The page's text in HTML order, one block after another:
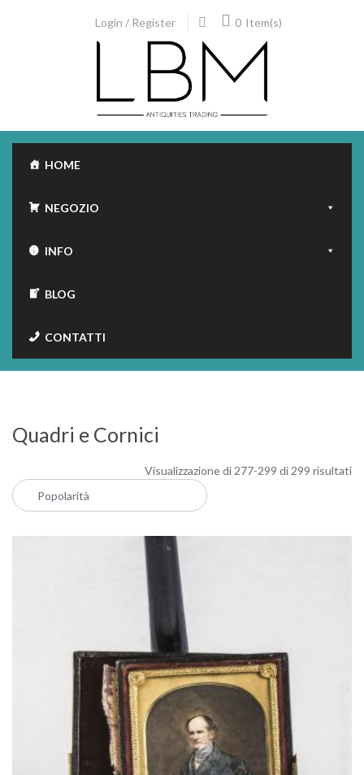
Login / Register 0 Item(s)
HOME
NEGOZIO
INFO
BLOG
CONTATTI
Quadri e Cornici
Visualizzazione di 277-299 di 299 risultati